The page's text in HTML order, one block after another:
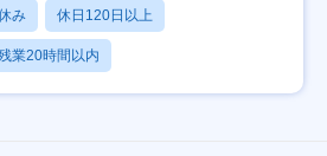
み 休日120日以上
業20時間以内